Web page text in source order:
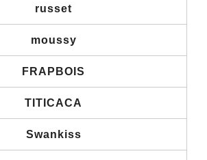
russet
moussy
FRAPBOIS
TITICACA
Swankiss